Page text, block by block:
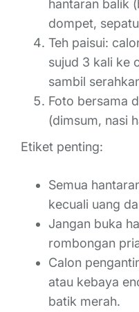
hantaran balik
dompet,
Teh paisui:
sujud 3 kali ke
sambil
Foto bersama
(dimsum, nasi
Etiket penting:
Semua
kecuali uang
Jangan buka
rombongan
Calon
atau kebaya
batik merah.